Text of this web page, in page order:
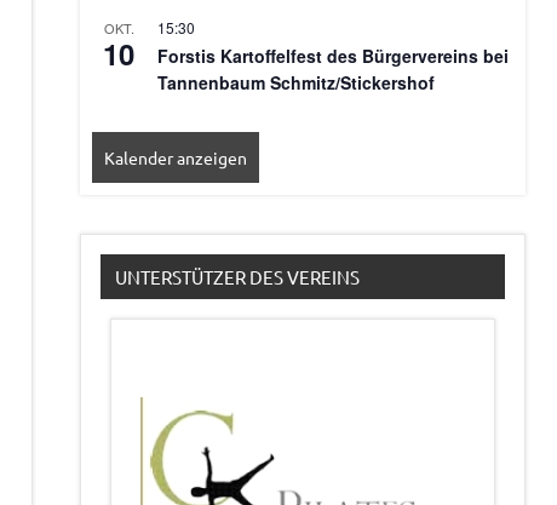
OKT.
10
15:30
Forstis Kartoffelfest des Bürgervereins bei
Tannenbaum Schmitz/Stickershof
Kalender anzeigen
UNTERSTÜTZER DES VEREINS